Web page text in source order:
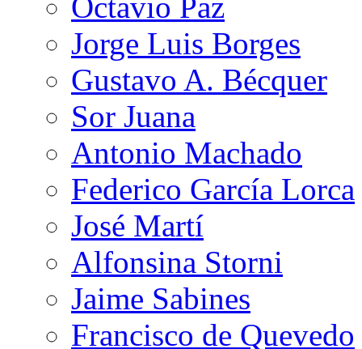
Jorge Luis Borges
Gustavo A. Bécquer
Sor Juana
Antonio Machado
Federico García Lorca
José Martí
Alfonsina Storni
Jaime Sabines
Francisco de Quevedo